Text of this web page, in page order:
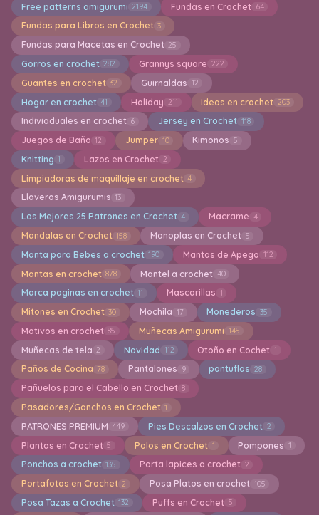
Free patterns amigurumi 2194 Fundas en Crochet 64
Fundas para Libros en Crochet 3
Fundas para Macetas en Crochet 25
Gorros en crochet 282 Grannys square 222
Guantes en crochet 32 Guirnaldas 12
Hogar en crochet 41 Holiday 211 Ideas en crochet 203
Indiviaduales en crochet 6 Jersey en Crochet 118
Juegos de Baño 12 Jumper 10 Kimonos 5
Knitting 1 Lazos en Crochet 2
Limpiadoras de maquillaje en crochet 4
Llaveros Amigurumis 13
Los Mejores 25 Patrones en Crochet 4 Macrame 4
Mandalas en Crochet 158 Manoplas en Crochet 5
Manta para Bebes a crochet 190 Mantas de Apego 112
Mantas en crochet 878 Mantel a crochet 40
Marca paginas en crochet 11 Mascarillas 1
Mitones en Crochet 30 Mochila 17 Monederos 35
Motivos en crochet 85 Muñecas Amigurumi 145
Muñecas de tela 2 Navidad 112 Otoño en Cochet 1
Paños de Cocina 78 Pantalones 9 pantuflas 28
Pañuelos para el Cabello en Crochet 8
Pasadores/Ganchos en Crochet 1
PATRONES PREMIUM 449 Pies Descalzos en Crochet 2
Plantas en Crochet 5 Polos en Crochet 1 Pompones 1
Ponchos a crochet 135 Porta lapices a crochet 2
Portafotos en Crochet 2 Posa Platos en crochet 105
Posa Tazas a Crochet 132 Puffs en Crochet 5